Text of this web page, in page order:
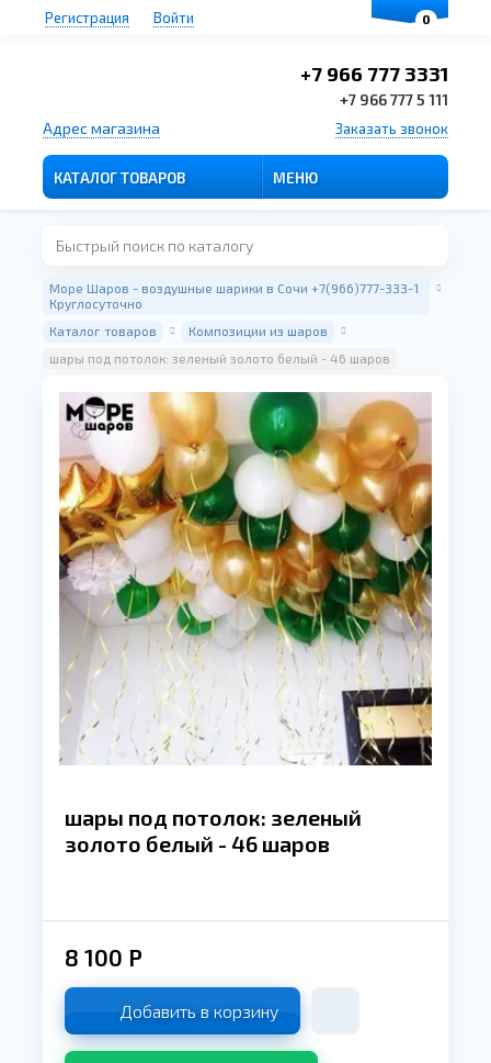
+7 966 777 3331
+7 966 777 5 111
Заказать звонок
Адрес магазина
Регистрация Войти
КАТАЛОГ ТОВАРОВ МЕНЮ
Море Шаров - воздушные шарики в Сочи +7(966)777-333-1
Круглосуточно
Каталог товаров
Композиции из шаров
шары под потолок: зеленый золото белый - 46 шаров
шары под потолок: зеленый
золото белый - 46 шаров
8 100 Р
Добавить в корзину
0